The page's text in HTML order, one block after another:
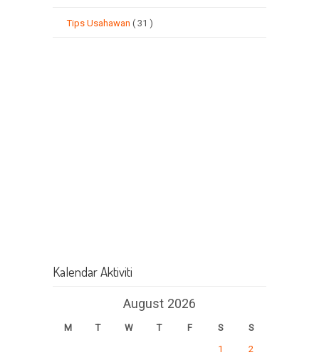
Tips Usahawan ( 31 )
Kalendar Aktiviti
August 2026
M T W T F S
S
1
2